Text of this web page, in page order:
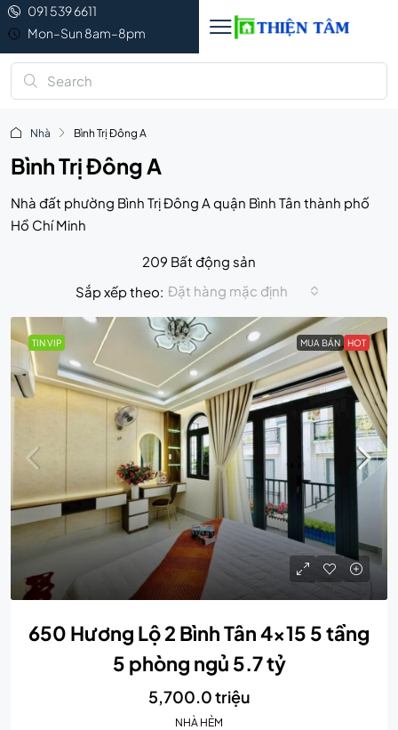
091 539 6611
Mon–Sun 8am–8pm
Nhà Bình Trị Đông A
Bình Trị Đông A
Nhà đất phường Bình Trị Đông A quận Bình Tân thành phố
Hồ Chí Minh
209 Bất động sản
Sắp xếp theo: Đặt hàng mặc định
TIN VIP MUA BÁN HOT
650 Hương Lộ 2 Bình Tân 4×15 5 tầng
5 phòng ngủ 5.7 tỷ
5,700.0 triệu
NHÀ HẺM